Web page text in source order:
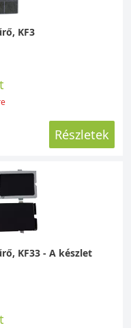
KF3
Részletek
KF33 - A készlet